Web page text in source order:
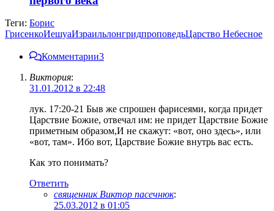
Теги: Борис
ГрисенкоИешуаИзраильлонгридпроповедьЦарство Небесное
Комментарии3
Виктория:
31.01.2012 в 22:48
лук. 17:20-21 Быв же спрошен фарисеями, когда придет
Царствие Божие, отвечал им: не придет Царствие Божие
приметным образом,И не скажут: «вот, оно здесь», или
«вот, там». Ибо вот, Царствие Божие внутрь вас есть.
Как это понимать?
Ответить
священник Виктор пасечнюк:
25.03.2012 в 01:05